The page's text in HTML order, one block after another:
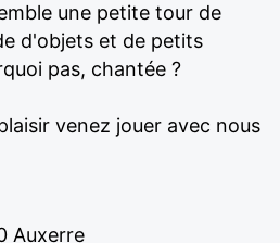
une petite tour de
d'objets et de petits
pas, chantée ?
venez jouer avec nous
Auxerre